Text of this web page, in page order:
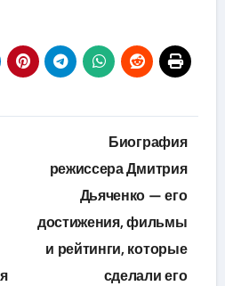
Биография
режиссера Дмитрия
Дьяченко — его
достижения, фильмы
и рейтинги, которые
сделали его